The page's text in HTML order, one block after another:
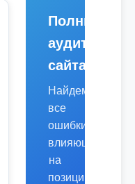
Полный
аудит
сайта
Найдем
все
ошибки,
влияющие
на
позиции